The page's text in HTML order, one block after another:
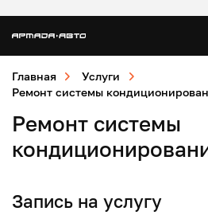
Главная
Услуги
Ремонт системы
Ремонт системы
Запись на услугу